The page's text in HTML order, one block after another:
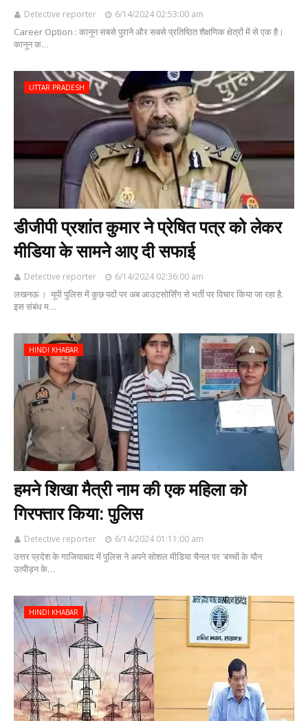
Detective reporter 6/14/2024 02:53:00 am
Career Option : कानून सबसे पुराने और सबसे प्रतिष्ठित शैक्षणिक क्षेत्रों में से एक है।
कानून क…
UTTAR PRADESH
डीजीपी प्रशांत कुमार ने प्रेषित पत्र को लेकर
मीडिया के सामने आए दी सफाई
Detective reporter 6/14/2024 02:36:00 am
लखनऊ । यूपी पुलिस में कुछ पदों पर अब आउटसोर्सिंग से भर्ती पर विचार किया जा रहा है.
इस संबंध म…
HINDI KHABAR
हमने शिखा मैत्री नाम की एक महिला को
गिरफ्तार किया: पुलिस
Detective reporter 6/14/2024 01:11:00 am
उत्तर प्रदेश के गाजियाबाद में पुलिस ने अपने सोशल मीडिया चैनल पर 'बच्चों के यौन
उत्पीड़न के…
HINDI KHABAR